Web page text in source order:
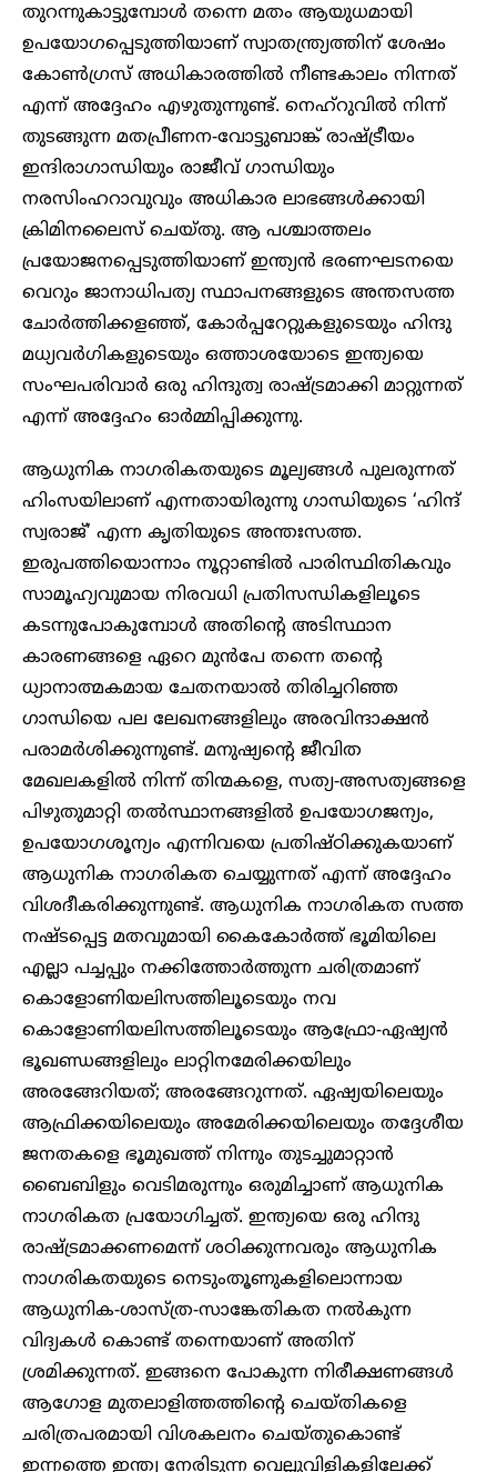
തുറന്നുകാട്ടുമ്പോൾ തന്നെ മതം ആയുധമായി
ഉപയോഗപ്പെടുത്തിയാണ് സ്വാതന്ത്ര്യത്തിന് ശേഷം
കോൺഗ്രസ് അധികാരത്തിൽ നീണ്ടകാലം നിന്നത്
എന്ന് അദ്ദേഹം എഴുതുന്നുണ്ട്. നെഹ്‌റുവിൽ നിന്ന്
തുടങ്ങുന്ന മതപ്രീണന-വോട്ടുബാങ്ക് രാഷ്ട്രീയം
ഇന്ദിരാഗാന്ധിയും രാജീവ് ഗാന്ധിയും
നരസിംഹറാവുവും അധികാര ലാഭങ്ങൾക്കായി
ക്രിമിനലൈസ് ചെയ്തു. ആ പശ്ചാത്തലം
പ്രയോജനപ്പെടുത്തിയാണ് ഇന്ത്യൻ ഭരണഘടനയെ
വെറും ജാനാധിപത്യ സ്ഥാപനങ്ങളുടെ അന്തസത്ത
ചോർത്തിക്കളഞ്ഞ്, കോർപ്പറേറ്റുകളുടെയും ഹിന്ദു
മധ്യവർഗികളുടെയും ഒത്താശയോടെ ഇന്ത്യയെ
സംഘപരിവാർ ഒരു ഹിന്ദുത്വ രാഷ്ട്രമാക്കി മാറ്റുന്നത്
എന്ന് അദ്ദേഹം ഓർമ്മിപ്പിക്കുന്നു.
ആധുനിക നാഗരികതയുടെ മൂല്യങ്ങൾ പുലരുന്നത്
ഹിംസയിലാണ് എന്നതായിരുന്നു ഗാന്ധിയുടെ ‘ഹിന്ദ്
സ്വരാജ്’ എന്ന കൃതിയുടെ അന്തഃസത്ത.
ഇരുപത്തിയൊന്നാം നൂറ്റാണ്ടിൽ പാരിസ്ഥിതികവും
സാമൂഹ്യവുമായ നിരവധി പ്രതിസന്ധികളിലൂടെ
കടന്നുപോകുമ്പോൾ അതിന്റെ അടിസ്ഥാന
കാരണങ്ങളെ ഏറെ മുൻപേ തന്നെ തന്റെ
ധ്യാനാത്മകമായ ചേതനയാൽ തിരിച്ചറിഞ്ഞ
ഗാന്ധിയെ പല ലേഖനങ്ങളിലും അരവിന്ദാക്ഷൻ
പരാമർശിക്കുന്നുണ്ട്. മനുഷ്യന്റെ ജീവിത
മേഖലകളിൽ നിന്ന് തിന്മകളെ, സത്യ-അസത്യങ്ങളെ
പിഴുതുമാറ്റി തൽസ്ഥാനങ്ങളിൽ ഉപയോഗജന്യം,
ഉപയോഗശൂന്യം എന്നിവയെ പ്രതിഷ്ഠിക്കുകയാണ്
ആധുനിക നാഗരികത ചെയ്യുന്നത് എന്ന് അദ്ദേഹം
വിശദീകരിക്കുന്നുണ്ട്. ആധുനിക നാഗരികത സത്ത
നഷ്ടപ്പെട്ട മതവുമായി കൈകോർത്ത് ഭൂമിയിലെ
എല്ലാ പച്ചപ്പും നക്കിത്തോർത്തുന്ന ചരിത്രമാണ്
കൊളോണിയലിസത്തിലൂടെയും നവ
കൊളോണിയലിസത്തിലൂടെയും ആഫ്രോ-ഏഷ്യൻ
ഭൂഖണ്ഡങ്ങളിലും ലാറ്റിനമേരിക്കയിലും
അരങ്ങേറിയത്; അരങ്ങേറുന്നത്. ഏഷ്യയിലെയും
ആഫ്രിക്കയിലെയും അമേരിക്കയിലെയും തദ്ദേശീയ
ജനതകളെ ഭൂമുഖത്ത് നിന്നും തുടച്ചുമാറ്റാൻ
ബൈബിളും വെടിമരുന്നും ഒരുമിച്ചാണ് ആധുനിക
നാഗരികത പ്രയോഗിച്ചത്. ഇന്ത്യയെ ഒരു ഹിന്ദു
രാഷ്ട്രമാക്കണമെന്ന് ശഠിക്കുന്നവരും ആധുനിക
നാഗരികതയുടെ നെടുംതൂണുകളിലൊന്നായ
ആധുനിക-ശാസ്ത്ര-സാങ്കേതികത നൽകുന്ന
വിദ്യകൾ കൊണ്ട് തന്നെയാണ് അതിന്
ശ്രമിക്കുന്നത്. ഇങ്ങനെ പോകുന്ന നിരീക്ഷണങ്ങൾ
ആഗോള മുതലാളിത്തത്തിന്റെ ചെയ്തികളെ
ചരിത്രപരമായി വിശകലനം ചെയ്തുകൊണ്ട്
ഇന്നത്തെ ഇന്ത്യ നേരിടുന്ന വെല്ലുവിളികളിലേക്ക്